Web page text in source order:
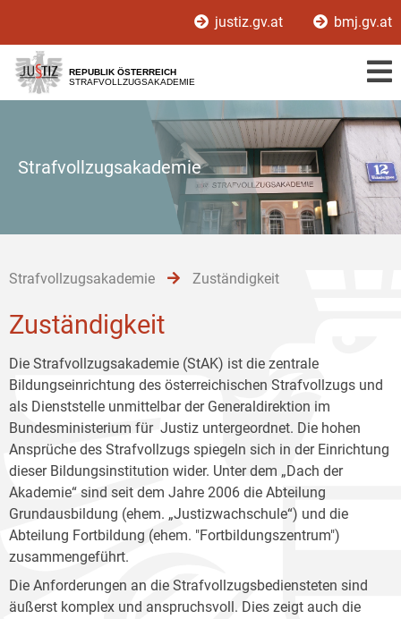
[1]
[2]
[3]
justiz.gv.at bmj.gv.at
REPUBLIK ÖSTERREICH
STRAFVOLLZUGSAKADEMIE
Strafvollzugsakademie
Strafvollzugsakademie Zuständigkeit
Zuständigkeit
Die Strafvollzugsakademie (StAK) ist die zentrale
Bildungseinrichtung des österreichischen Strafvollzugs und
als Dienststelle unmittelbar der Generaldirektion im
Bundesministerium für Justiz untergeordnet. Die hohen
Ansprüche des Strafvollzugs spiegeln sich in der Einrichtung
dieser Bildungsinstitution wider. Unter dem „Dach der
Akademie“ sind seit dem Jahre 2006 die Abteilung
Grundausbildung (ehem. „Justizwachschule“) und die
Abteilung Fortbildung (ehem. "Fortbildungszentrum")
zusammengeführt.
Die Anforderungen an die Strafvollzugsbediensteten sind
äußerst komplex und anspruchsvoll. Dies zeigt auch die